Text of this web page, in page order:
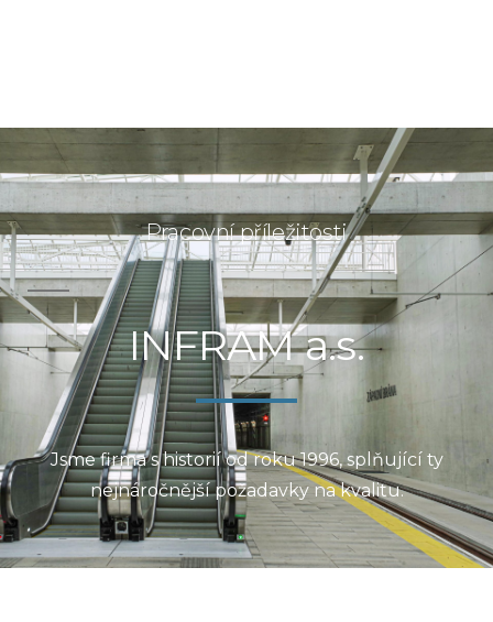
Pracovní příležitosti
INFRAM a.s.
Jsme firma s historií od roku 1996, splňující ty
nejnáročnější požadavky na kvalitu.